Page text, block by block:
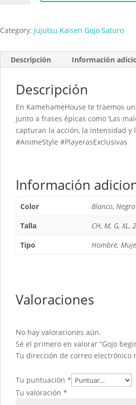
Category: Jujutsu Kaisen Gojo Saturo
Descripción Información
Descripción
En KamehameHouse te traemos
junto a frases épicas como ‘Las
capturan la acción, la intensidad
#AnimeStyle #PlayerasExclusivas
Información
Color
Blanco, Negro
Talla
CH, M, G, XL,
Tipo
Hombre,
Valoraciones
No hay valoraciones aún.
Sé el primero en valorar “Gojo
Tu dirección de correo electrónico
Tu puntuación *
Tu valoración *